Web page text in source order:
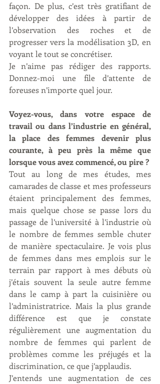
façon. De plus, c’est très gratifiant de
développer des idées à partir de
l’observation des roches et de
progresser vers la modélisation 3D, en
voyant le tout se concrétiser.
Je n’aime pas rédiger des rapports.
Donnez-moi une file d’attente de
foreuses n’importe quel jour.
Voyez-vous, dans votre espace de
travail ou dans l’industrie en général,
la place des femmes devenir plus
courante, à peu près la même que
lorsque vous avez commencé, ou pire ?
Tout au long de mes études, mes
camarades de classe et mes professeurs
étaient principalement des femmes,
mais quelque chose se passe lors du
passage de l’université à l’industrie où
le nombre de femmes semble chuter
de manière spectaculaire. Je vois plus
de femmes dans mes emplois sur le
terrain par rapport à mes débuts où
j’étais souvent la seule autre femme
dans le camp à part la cuisinière ou
l’administratrice. Mais la plus grande
différence est que je constate
régulièrement une augmentation du
nombre de femmes qui parlent de
problèmes comme les préjugés et la
discrimination, ce que j’applaudis.
J’entends une augmentation de ces